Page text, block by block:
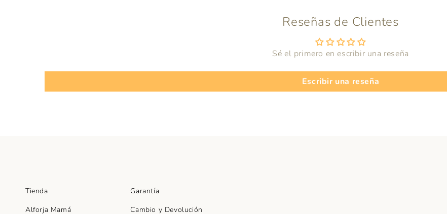
Reseñas de Clientes
Sé el primero en escribir una reseña
Escribir una reseña
Tienda
Alforja Mamá
Garantía
Cambio y Devolución